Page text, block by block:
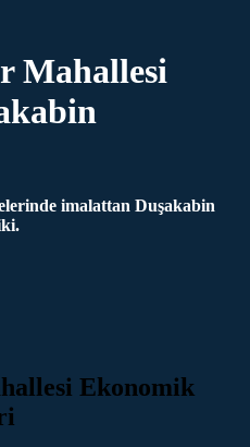
Mahallesi
imalattan Duşakabin
Ekonomik